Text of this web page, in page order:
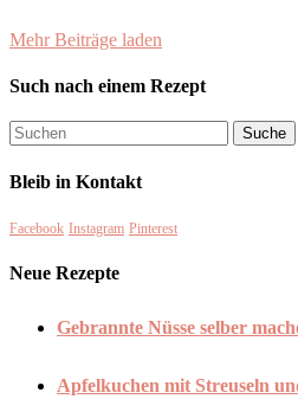
Mehr Beiträge laden
Such nach einem Rezept
Bleib in Kontakt
Facebook Instagram Pinterest
Neue Rezepte
Gebrannte Nüsse selber
Apfelkuchen mit Streuseln